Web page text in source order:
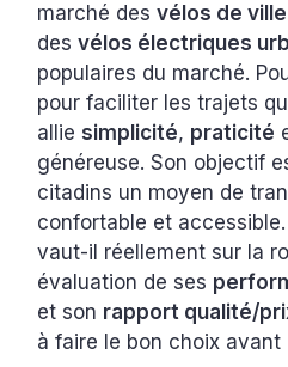
marché desvélos de
desvélos électriques
populaires du marché.
pour faciliter les trajets
alliesimplicité, praticité
généreuse. Son objectif
citadins un moyen de
confortable et
vaut-il réellement sur la
évaluation de ses
et son rapport qualité/
à faire le bon choix avant